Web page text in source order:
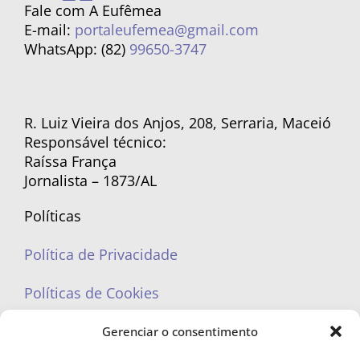
Gerenciar o consentimento
Fale com A Eufêmea
E-mail: portaleufemea@gmail.com
WhatsApp: (82) 99650-3747
R. Luiz Vieira dos Anjos, 208, Serraria, Maceió
Responsável técnico:
Raíssa França
Jornalista – 1873/AL
Políticas
Política de Privacidade
Políticas de Cookies